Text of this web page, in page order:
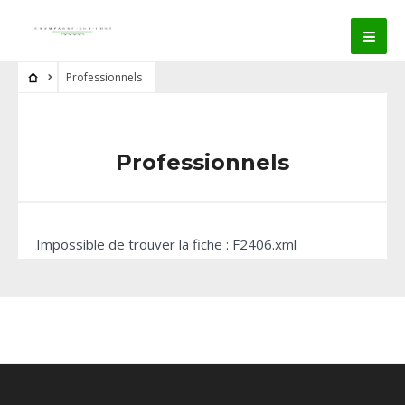
Professionnels
Professionnels
Impossible de trouver la fiche : F2406.xml